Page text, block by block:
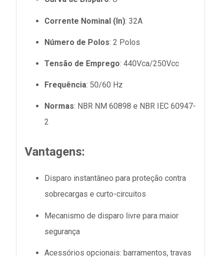
Corrente Nominal (In): 32A
Número de Polos: 2 Polos
Tensão de Emprego: 440Vca/250Vcc
Frequência: 50/60 Hz
Normas: NBR NM 60898 e NBR IEC 60947-
2
Vantagens:
Disparo instantâneo para proteção contra
sobrecargas e curto-circuitos
Mecanismo de disparo livre para maior
segurança
Acessórios opcionais: barramentos, travas